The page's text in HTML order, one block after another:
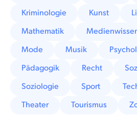
Kriminologie
Kunst
Mathematik
Mode
Musik
Pädagogik
Recht
Soziologie
Sport
Theater
Tourismus